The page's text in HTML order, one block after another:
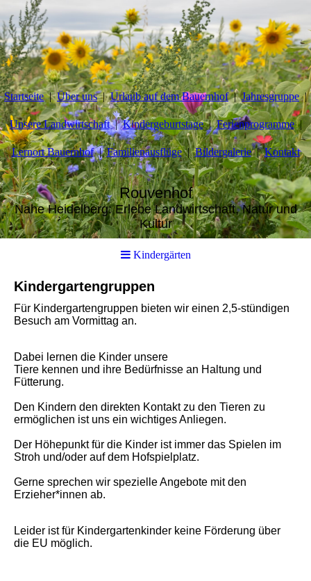
Startseite Über uns Urlaub auf dem Bauernhof Jahresgruppe
Unsere Landwirtschaft Kindergeburtstage Ferienprogramme
Lernort Bauernhof Familienausflüge Bildergalerie Kontakt
Rouvenhof
Nahe Heidelberg: Erlebe Landwirtschaft, Natur und
Kultur
Kindergärten
Kindergartengruppen
Für Kindergartengruppen bieten wir einen 2,5-stündigen
Besuch am Vormittag an.
Dabei lernen die Kinder unsere
Tiere kennen und ihre Bedürfnisse an Haltung und
Fütterung.
Den Kindern den direkten Kontakt zu den Tieren zu
ermöglichen ist uns ein wichtiges Anliegen.
Der Höhepunkt für die Kinder ist immer das Spielen im
Stroh und/oder auf dem Hofspielplatz.
Gerne sprechen wir spezielle Angebote mit den
Erzieher*innen ab.
Leider ist für Kindergartenkinder keine Förderung über
die EU möglich.